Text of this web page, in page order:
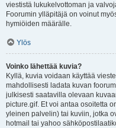
viestistä lukukelvottoman ja
Foorumin ylläpitäjä on voinut
hymiöiden määrälle.
Ylös
Voinko lähettää kuvia?
Kyllä, kuvia voidaan käyttää
mahdollisesti ladata kuvan
julkisesti saatavilla olevaan
picture.gif. Et voi antaa osoitetta
yleinen palvelin) tai kuviin, jotka
hotmail tai yahoo